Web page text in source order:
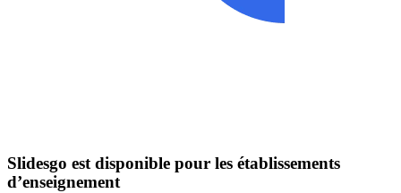
Slidesgo est disponible pour les établissements
d’enseignement